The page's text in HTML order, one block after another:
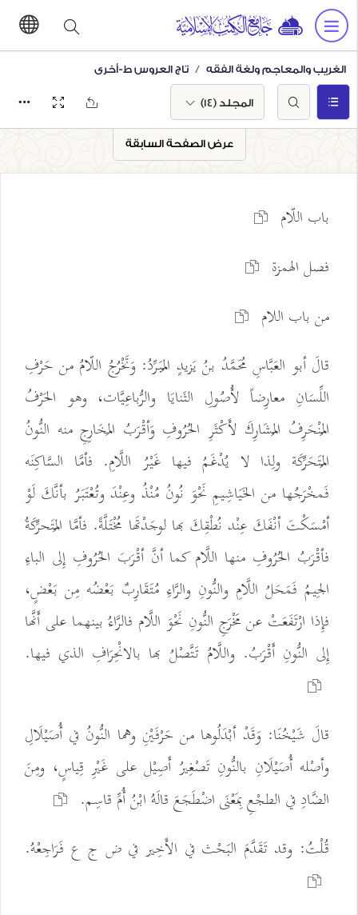
الغريب والمعاجم ولغة الفقه تاج العروس ط-أخرى
المجلد (14)
عرض الصفحة السابقة
باب اللّام
فصل الهمزة
من باب اللام
قالَ أبو العَبَّاسِ مُحَمَّدُ بنُ يَزيدٍ المُبَرِّدُ: وَتَخْرُجُ اللّامُ من حَرْفِ
اللِّسَانِ معارِضاً لأُصُولِ الثَنايَا والرُّباعِيَّات، وهو الحَرْفُ
المُنْحَرِفُ المُشَارِكَ لأَكْثَرِ الحُرُوفِ وَأقْرَبُ المَخَارِجِ منه النُّونُ
المُتَحَرِّكَة ولِذا لا يُدْغَمُ فيها غَيْرُ اللَّامِ. فأمَّا السَّاكِنَه
فَمخْرَجُها من الخَيَاشِيمِ نَحْوَ نُونُ مُنْذُ وعِنْدَ وتُعْتَبَرُ بأنَّكَ لَوْ
أمْسَكْتَ أنْفَكَ عِنْد نُطْقِكَ بها لوجَدْتَها مُخْتَلَّةً. فأمَّا المُتَحرِّكَةُ
فأقْرَبُ الحُرُوفِ منها اللَّام كما أنَّ أقْرَبَ الحُرُوفِ إِلى الباءِ
الجِيمُ فَمَحَلُ اللَّامِ والنُّونِ والرَّاءِ مُتَقَارِبٌ بَعْضُه مِن بَعْضٍ،
فإِذا ارْتَفَعَتْ عن مَخْرَجِ النُّونِ نَحْوَ اللَّام فالرَّاءُ بينهما على أَنَّها
إِلى النُّونِ أَقْرَبُ. واللَّامُ تَتَّصْلُ بها بالانْحِرَافِ الذي فيها.
قالَ شَيْخُنَا: وَقَدْ أبْدَلُوها من حَرْفَيْنِ وهما النُّونُ في أُصَيْلَالِ
وأصْله أُصَيْلَانِ بالنُّونِ تَصْغِيرُ أَصِيْل على غَيْرِ قِياسٍ، ومِنَ
الضَّادِ في الطجْعِ بِمَعْنَى اضْطَجَعَ قالَهُ ابْنُ أُمِّ قاسِم.
قُلْتُ: وقد تَقَدَّمَ البَحْث في الأَخِير في ض ج ع فَرَاجِعْهُ.